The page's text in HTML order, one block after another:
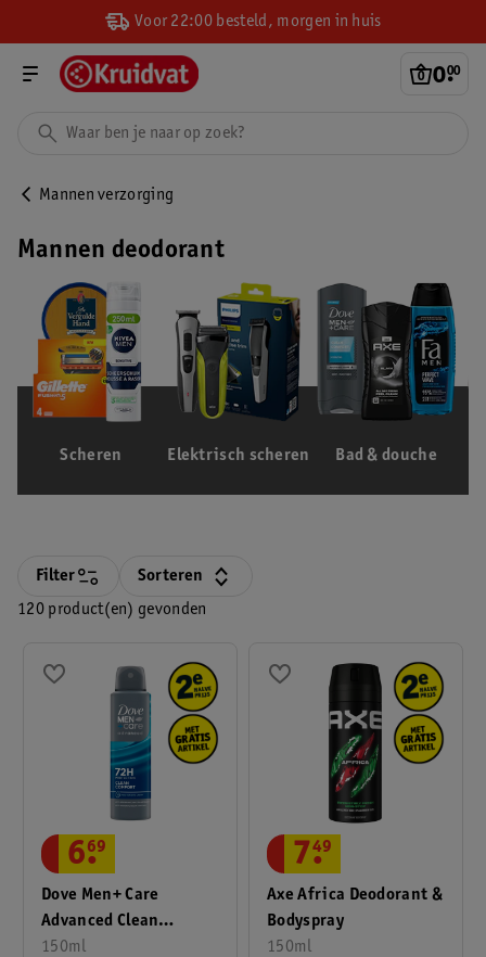
Voor 22:00 besteld, morgen in huis
0.
00
Mannen verzorging
Mannen deodorant
Scheren Elektrisch scheren Bad & douche
120 product(en) gevonden
Filter Sorteren
Dove Men+ Care
Advanced Clean
Comfort
150ml
6.
69
Axe Africa Deodorant &
Bodyspray
150ml
7.
49